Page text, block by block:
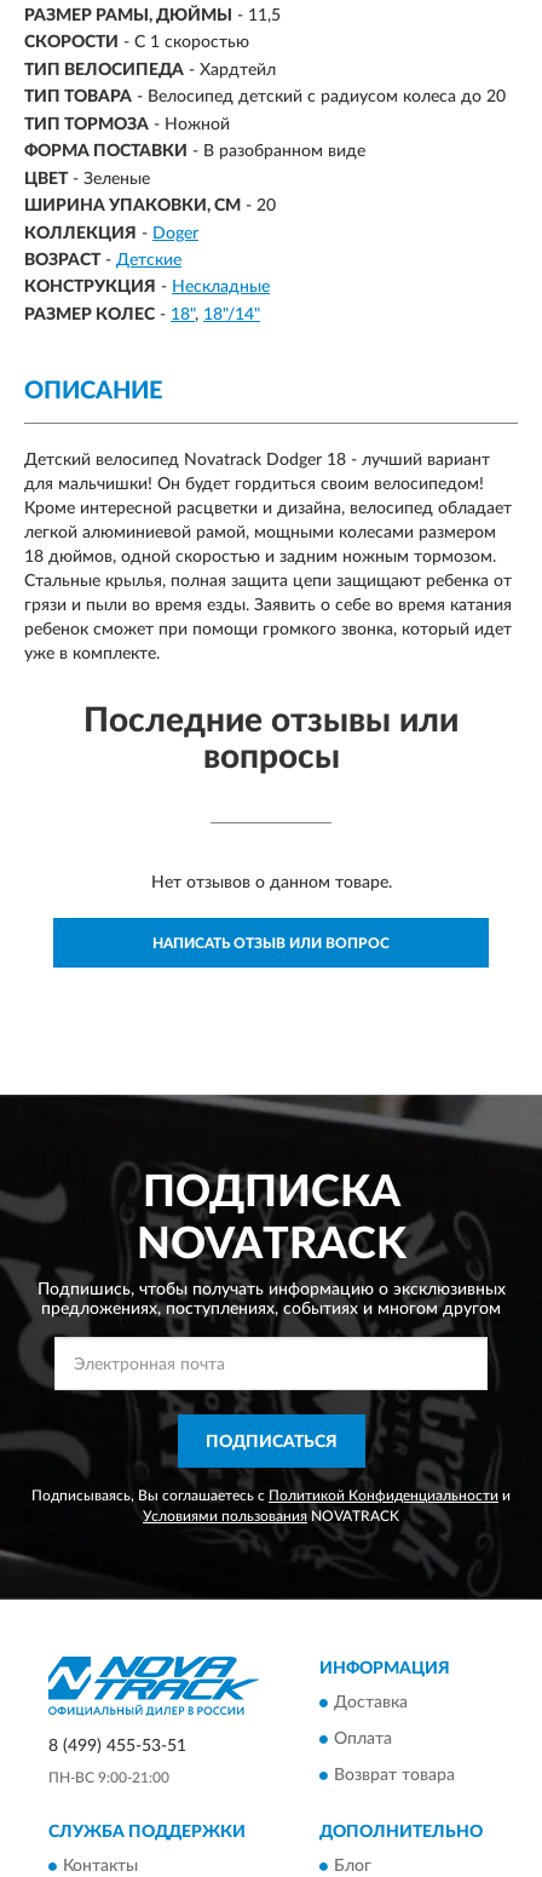
РАЗМЕР РАМЫ, ДЮЙМЫ
- 11,5
СКОРОСТИ - С 1 скоростью
ТИП ВЕЛОСИПЕДА - Хардтейл
ТИП ТОВАРА - Велосипед детский с радиусом колеса до 20
ТИП ТОРМОЗА - Ножной
ФОРМА ПОСТАВКИ - В разобранном виде
ЦВЕТ - Зеленые
ШИРИНА УПАКОВКИ, СМ - 20
КОЛЛЕКЦИЯ - Doger
ВОЗРАСТ - Детские
КОНСТРУКЦИЯ - Нескладные
РАЗМЕР КОЛЕС - 18" 18"/14"
ОПИСАНИЕ
Детский велосипед Novatrack Dodger 18 - лучший вариант
для мальчишки! Он будет гордиться своим велосипедом!
Кроме интересной расцветки и дизайна, велосипед обладает
легкой алюминиевой рамой, мощными колесами размером
18 дюймов, одной скоростью и задним ножным тормозом.
Стальные крылья, полная защита цепи защищают ребенка от
грязи и пыли во время езды. Заявить о себе во время катания
ребенок сможет при помощи громкого звонка, который идет
уже в комплекте.
Последние отзывы или
вопросы
Нет отзывов о данном товаре.
НАПИСАТЬ ОТЗЫВ ИЛИ ВОПРОС
ПОДПИСКА
NOVATRACK
Подпишись, чтобы получать информацию о эксклюзивных
предложениях,поступлениях, событиях и многом другом
ПОДПИСАТЬСЯ
Подписываясь, Вы соглашаетесь с Политикой Конфиденциальности и
Условиями пользования NOVATRACK
8 (499) 455-53-51
ПН-ВС 9:00-21:00
ИНФОРМАЦИЯ
Доставка
Оплата
Возврат товара
СЛУЖБА ПОДДЕРЖКИ
Контакты
ДОПОЛНИТЕЛЬНО
Блог